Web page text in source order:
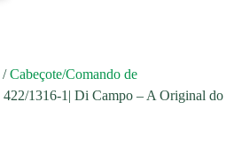
/Cabeçote/Comando de
422/1316-1| Di Campo – A Original do